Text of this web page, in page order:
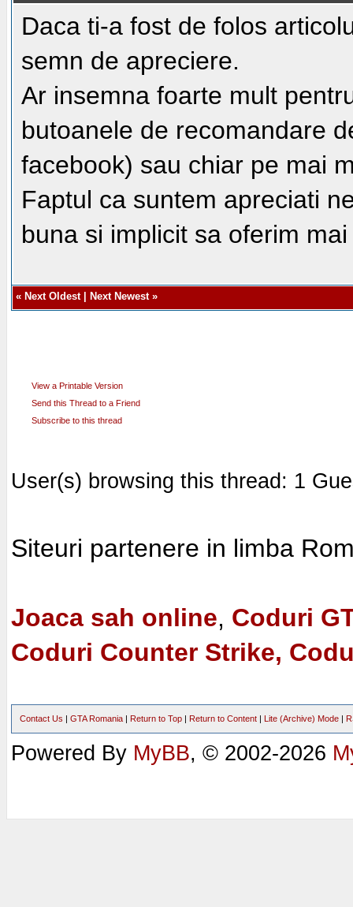
Daca ti-a fost de folos
semn de apreciere.
Ar insemna foarte mult
butoanele de recomandare
facebook) sau chiar pe mai
Faptul ca suntem apreciati
buna si implicit sa oferim
« Next Oldest Next Newest »
View a Printable Version
Send this Thread to a Friend
Subscribe to this thread
User(s) browsing this thread: 1
Siteuri partenere in limba
Joaca sah online, Coduri
Coduri Counter Strike,
Contact Us | GTA Romania | Return to Top | Return to Content | Lite (Archive) Mode |
Powered By MyBB, © 2002-2026